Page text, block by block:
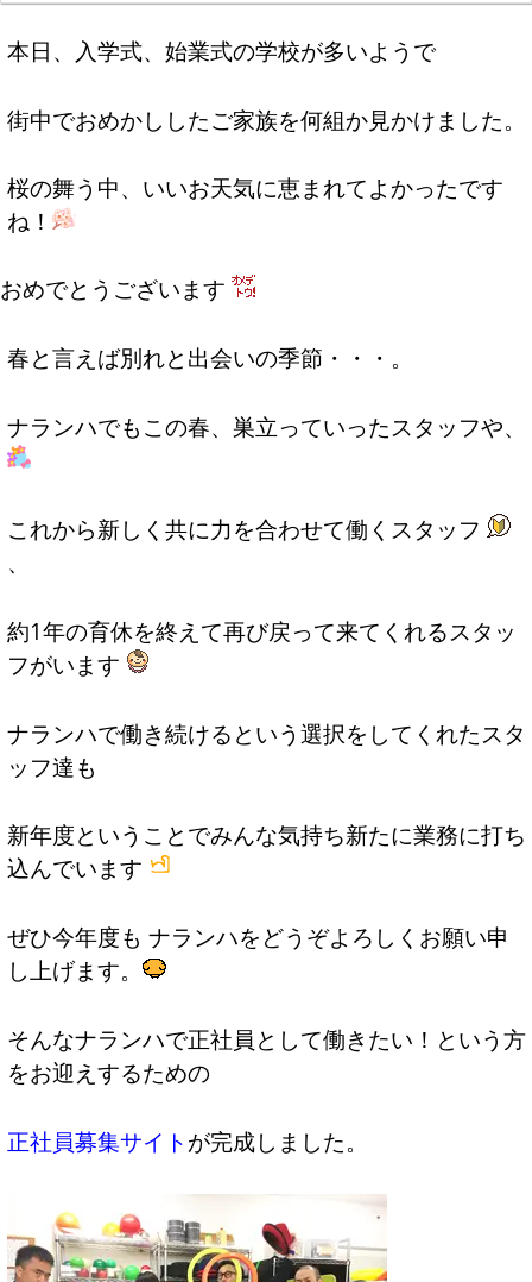
本日、入学式、始業式の学校が多いようで
街中でおめかししたご家族を何組か見かけました。
桜の舞う中、いいお天気に恵まれてよかったです
ね！
おめでとうございます
春と言えば別れと出会いの季節・・・。
ナランハでもこの春、巣立っていったスタッフや、
これから新しく共に力を合わせて働くスタッフ
、
約1年の育休を終えて再び戻って来てくれるスタッ
フがいます
ナランハで働き続けるという選択をしてくれたスタ
ッフ達も
新年度ということでみんな気持ち新たに業務に打ち
込んでいます
ぜひ今年度も ナランハをどうぞよろしくお願い申
し上げます。
そんなナランハで正社員として働きたい！という方
をお迎えするための
正社員募集サイト が完成しました。